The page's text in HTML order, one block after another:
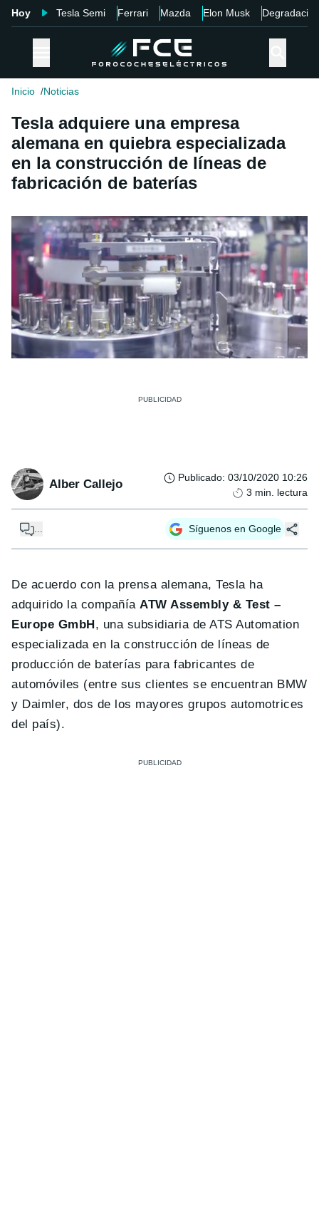
Hoy Tesla Semi Ferrari Mazda Elon Musk Degradación
Inicio Noticias
Tesla adquiere una empresa
alemana en quiebra especializada
en la construcción de líneas de
fabricación de baterías
Alber Callejo Publicado: 03/10/2020 10:26
3 min. lectura
Síguenos en Google
De acuerdo con la prensa alemana, Tesla ha
adquirido la compañíaATW Assembly & Test –
Europe GmbH, una subsidiaria de ATS Automation
especializada en la construcción de líneas de
producción de baterías para fabricantes de
automóviles (entre sus clientes se encuentran BMW
y Daimler, dos de los mayores grupos automotrices
del país).